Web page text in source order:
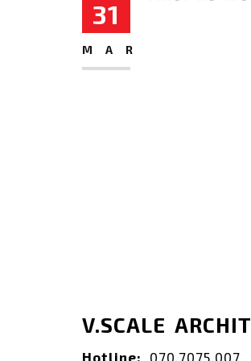
31
MAR
V.SCALE
Hotline: 070.7075.007